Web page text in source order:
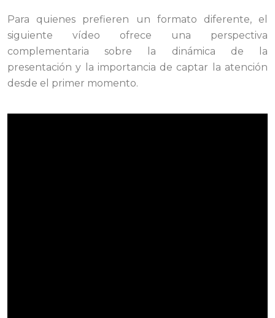
Para quienes prefieren un formato diferente, el
siguiente vídeo ofrece una perspectiva
complementaria sobre la dinámica de la
presentación y la importancia de captar la atención
desde el primer momento.